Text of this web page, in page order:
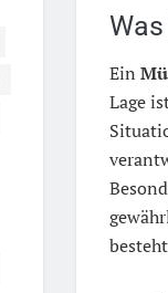
Ein
Lage